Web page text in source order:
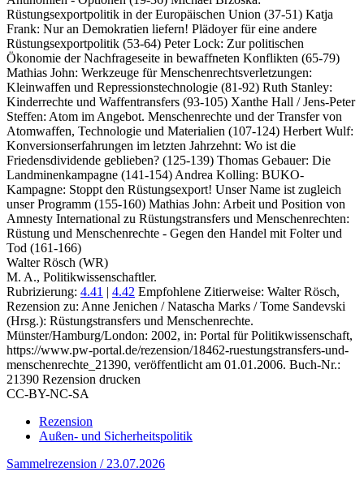
Rüstungsexportpolitik in der Europäischen Union (37-51) Katja
Frank: Nur an Demokratien liefern! Plädoyer für eine andere
Rüstungsexportpolitik (53-64) Peter Lock: Zur politischen
Ökonomie der Nachfrageseite in bewaffneten Konflikten (65-79)
Mathias John: Werkzeuge für Menschenrechtsverletzungen:
Kleinwaffen und Repressionstechnologie (81-92) Ruth Stanley:
Kinderrechte und Waffentransfers (93-105) Xanthe Hall / Jens-Peter
Steffen: Atom im Angebot. Menschenrechte und der Transfer von
Atomwaffen, Technologie und Materialien (107-124) Herbert Wulf:
Konversionserfahrungen im letzten Jahrzehnt: Wo ist die
Friedensdividende geblieben? (125-139) Thomas Gebauer: Die
Landminenkampagne (141-154) Andrea Kolling: BUKO-
Kampagne: Stoppt den Rüstungsexport! Unser Name ist zugleich
unser Programm (155-160) Mathias John: Arbeit und Position von
Amnesty International zu Rüstungstransfers und Menschenrechten:
Rüstung und Menschenrechte - Gegen den Handel mit Folter und
Tod (161-166)
Walter Rösch (WR)
M. A., Politikwissenschaftler.
Rubrizierung: 4.41 | 4.42 Empfohlene Zitierweise: Walter Rösch,
Rezension zu: Anne Jenichen / Natascha Marks / Tome Sandevski
(Hrsg.): Rüstungstransfers und Menschenrechte.
Münster/Hamburg/London: 2002, in: Portal für Politikwissenschaft,
https://www.pw-portal.de/rezension/18462-ruestungstransfers-und-
menschenrechte_21390, veröffentlicht am 01.01.2006. Buch-Nr.:
21390 Rezension drucken
CC-BY-NC-SA
Rezension
Außen- und Sicherheitspolitik
Sammelrezension / 23.07.2026